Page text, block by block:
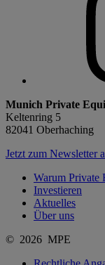
Munich Private
Keltenring 5
82041 Oberhaching
Jetzt zum Newsletter
Warum Private
Investieren
Aktuelles
Über uns
© 2026 MPE